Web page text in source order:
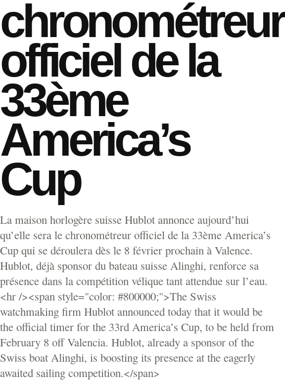
chronométreur
officiel de la
33ème
America’s
Cup
La maison horlogère suisse Hublot annonce aujourd’hui
qu’elle sera le chronométreur officiel de la 33ème America’s
Cup qui se déroulera dès le 8 février prochain à Valence.
Hublot, déjà sponsor du bateau suisse Alinghi, renforce sa
présence dans la compétition vélique tant attendue sur l’eau.
<hr /><span style="color: #800000;">The Swiss
watchmaking firm Hublot announced today that it would be
the official timer for the 33rd America’s Cup, to be held from
February 8 off Valencia. Hublot, already a sponsor of the
Swiss boat Alinghi, is boosting its presence at the eagerly
awaited sailing competition.</span>